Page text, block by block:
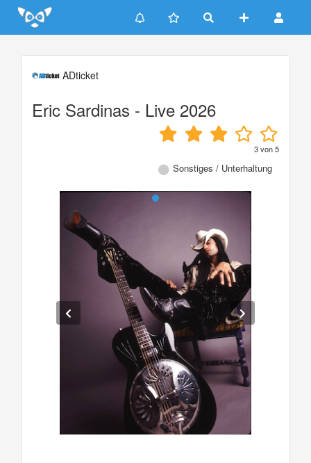
Update cookies preferences
ADticket
Eric Sardinas - Live 2026
3von5
Sonstiges / Unterhaltung